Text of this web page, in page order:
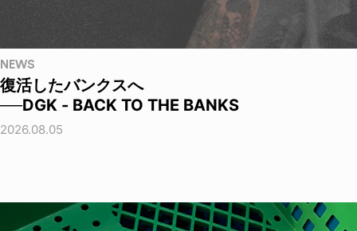
NEWS
復活したバンクスへ
──DGK - BACK TO THE BANKS
2026.08.05